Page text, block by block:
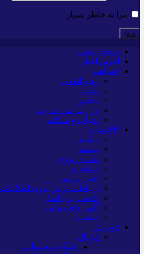
مرا به خاطر بسپار
صفحه اصلی
آخرین اخبار
*سیاسی
رهبر انقلاب
دولت
مجلس
وزارت امور خارجه
احزاب و تشکلها
*اقتصادی
بانک ها
بیمه‌ها
نفت و انرژی
استخدام
اخبار بورس
ارتباطات و فن آوری اطلاعات
اقتصاد بین الملل
آگهی های دولتی
تبلیغات
*ورزش
فوتبال
باشگاه پرسپولیس